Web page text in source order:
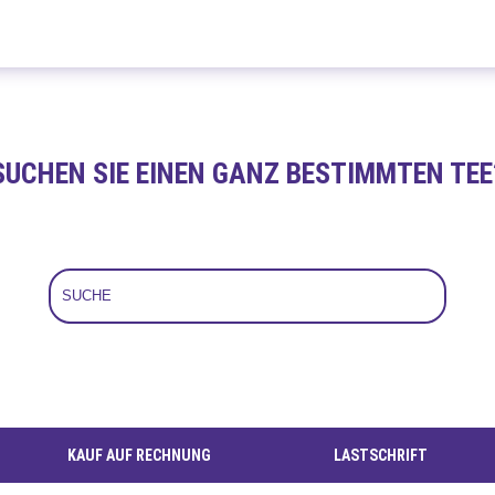
SIE EINEN GANZ BESTIMMTEN
KAUF AUF RECHNUNG
LASTSCHRIFT